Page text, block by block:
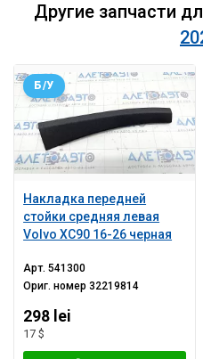
Другие запчасти
Накладка передней
стойки средняя левая
Volvo XC90 16-26 черная
Б/У
Арт.541300
Ориг. номер32219814
298 lei
17 $